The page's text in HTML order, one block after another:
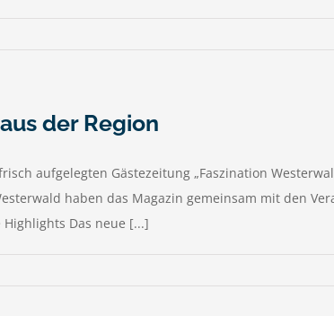
der Region
aufgelegten Gästezeitung „Faszination
haben das Magazin gemeinsam mit den
Das neue [...]